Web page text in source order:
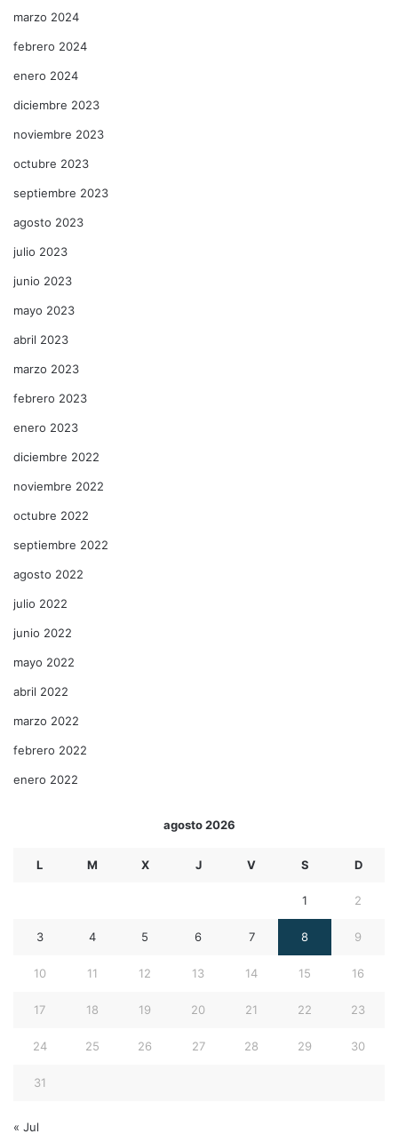
marzo 2024
febrero 2024
enero 2024
diciembre 2023
noviembre 2023
octubre 2023
septiembre 2023
agosto 2023
julio 2023
junio 2023
mayo 2023
abril 2023
marzo 2023
febrero 2023
enero 2023
diciembre 2022
noviembre 2022
octubre 2022
septiembre 2022
agosto 2022
julio 2022
junio 2022
mayo 2022
abril 2022
marzo 2022
febrero 2022
enero 2022
agosto 2026
L M X J V S D
1 2
3 4 5 6 7 8 9
10 11 12 13 14 15 16
17 18 19 20 21 22 23
24 25 26 27 28 29 30
31
« Jul